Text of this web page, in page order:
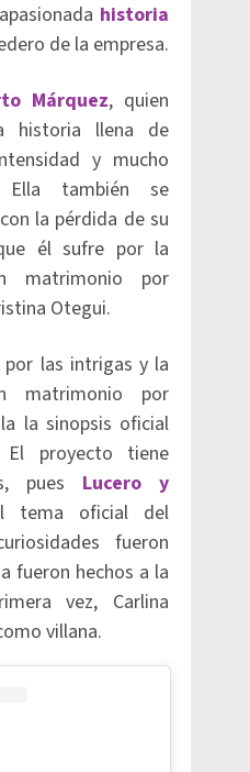
historia
de la empresa.
Márquez, quien
historia llena de
y mucho
también se
la pérdida de su
él sufre por la
matrimonio por
Otegui.
las intrigas y la
matrimonio por
la sinopsis oficial
proyecto tiene
pues Lucero y
tema oficial del
fueron
fueron hechos a la
vez, Carlina
villana.